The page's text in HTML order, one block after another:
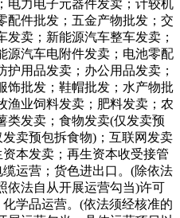
电力电子元器件发卖；计较机
配件批发；五金产物批发；交
卖；新能源汽车整车发卖；
源汽车电附件发卖；电池零配
用品发卖；办公用品发卖；
饰批发；鞋帽批发；水产物批
渔业饲料发卖；肥料发卖；农
类发卖；食物发卖(仅发卖预
卖预包拆食物)；互联网发卖
本发卖；再生资本收受接管
运营；货色进出口。(除依法
依法自从开展运营勾当)许可
学品运营。(依法须经核准的